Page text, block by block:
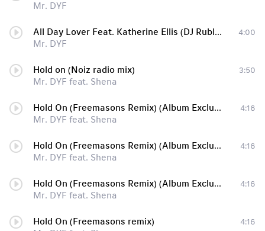
Mr. DYF
All Day Lover Feat. Katherine Ellis (DJ Rublev Remix)
Mr. DYF
4:00
Hold on (Noiz radio mix)
Mr. DYF feat. Shena
3:50
Hold On (Freemasons Remix) (Album Exclusive)
Mr. DYF feat. Shena
4:16
Hold On (Freemasons Remix) (Album Exclusive)
Mr. DYF feat. Shena
4:16
Hold On (Freemasons Remix) (Album Exclusive)
Mr. DYF feat. Shena
4:16
Hold On (Freemasons remix)
4:16